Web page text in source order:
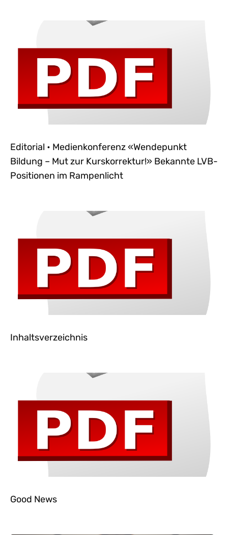
Editorial • Medienkonferenz «Wendepunkt
Bildung – Mut zur Kurskorrektur!» Bekannte LVB-
Positionen im Rampenlicht
Inhaltsverzeichnis
Good News